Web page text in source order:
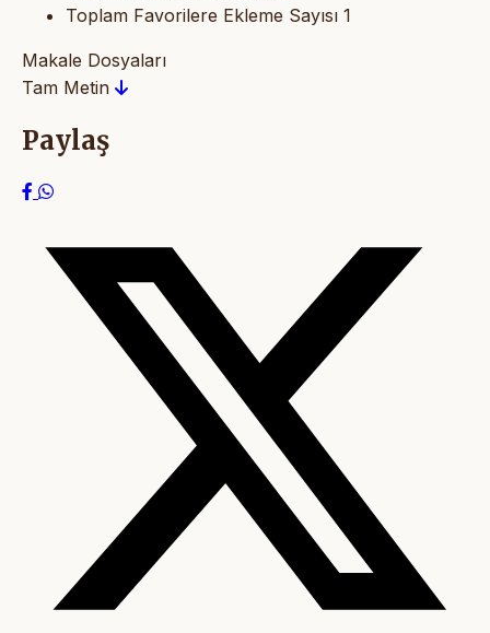
Toplam Favorilere Ekleme Sayısı 1
Makale Dosyaları
Tam Metin
Paylaş